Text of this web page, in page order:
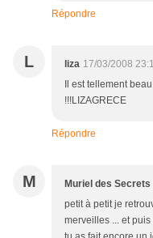
Répondre
L liza 17/03/2008
Il est tellement
!!!LIZAGRECE
Répondre
M Muriel des Secrets
petit à petit je
merveilles ... et